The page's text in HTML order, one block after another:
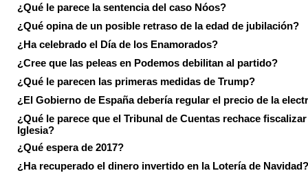
¿Qué le parece la sentencia del caso Nóos?
¿Qué opina de un posible retraso de la edad de jubilación?
¿Ha celebrado el Día de los Enamorados?
¿Cree que las peleas en Podemos debilitan al partido?
¿Qué le parecen las primeras medidas de Trump?
¿El Gobierno de España debería regular el precio de la
¿Qué le parece que el Tribunal de Cuentas rechace fiscalizar
Iglesia?
¿Qué espera de 2017?
¿Ha recuperado el dinero invertido en la Lotería de Navidad?